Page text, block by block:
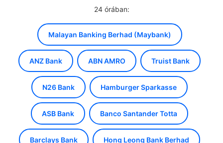
24 órában:
Malayan Banking Berhad (Maybank)
ANZ Bank ABN AMRO Truist Bank
N26 Bank Hamburger Sparkasse
ASB Bank Banco Santander Totta
Barclays Bank Hong Leong Bank Berhad